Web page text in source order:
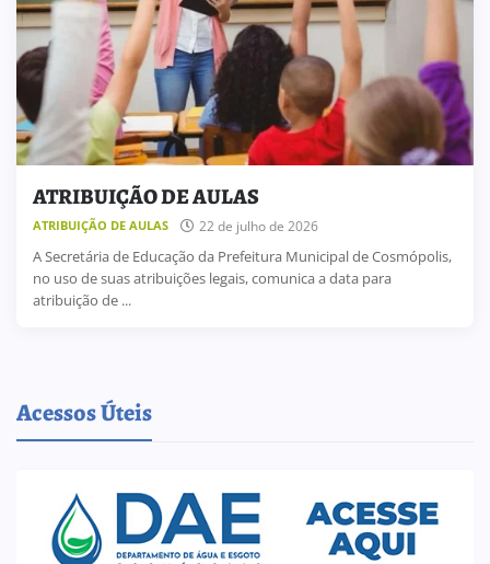
ATRIBUIÇÃO DE AULAS
ATRIBUIÇÃO DE AULAS 22 de julho de 2026
A Secretária de Educação da Prefeitura Municipal de Cosmópolis,
no uso de suas atribuições legais, comunica a data para
atribuição de ...
Acessos Úteis